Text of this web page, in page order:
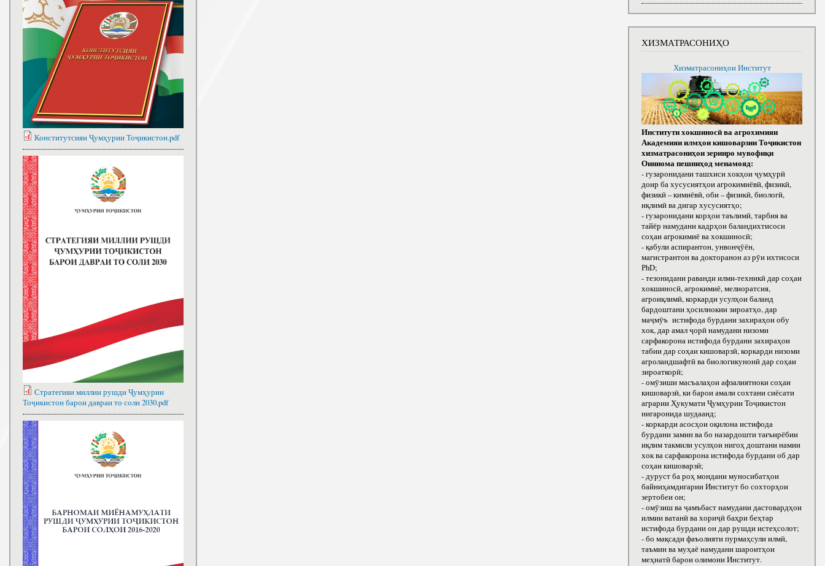
Конститутсияи Ҷумҳурии Тоҷикистон.pdf
Стратегияи миллии рушди Ҷумҳурии
Тоҷикистон барои давраи то соли 2030.pdf
ХИЗМАТРАСОНИҲО
Хизматрасониҳои Институт
Институти хокшиносӣ ва агрохимияи
Академияи илмҳои кишоварзии Тоҷикистон
хизматрасониҳои зеринро мувофиқи
Оиннома пешниҳод менамояд:
- гузаронидани ташхиси хокҳои ҷумҳурӣ
доир ба хусусиятҳои агрокимиёвӣ, физикӣ,
физикӣ – кимиёвӣ, оби – физикӣ, биологӣ,
иқлимӣ ва дигар хусусиятҳо;
- гузаронидани корҳои таълимӣ, тарбия ва
тайёр намудани кадрҳои баландихтисоси
соҳаи агрокимиё ва хокшиносӣ;
- қабули аспирантон, унвонҷӯён,
магистрантон ва докторанон аз рӯи ихтисоси
РhD;
- тезонидани раванди илми-техникӣ дар соҳаи
хокшиносӣ, агрокимиё, мелиоратсия,
агроиқлимӣ, коркарди усулҳои баланд
бардоштани ҳосилнокии зироатҳо, дар
маҷмӯъ истифода бурдани захираҳои обу
хок, дар амал ҷорӣ намудани низоми
сарфакорона истифода бурдани захираҳои
табии дар соҳаи кишоварзӣ, коркарди низоми
агроландшафтӣ ва биологикунонӣ дар соҳаи
зироаткорӣ;
- омӯзиши масъалаҳои афзалиятноки соҳаи
кишоварзӣ, ки барои амали сохтани сиёсати
аграрии Ҳукумати Ҷумҳурии Тоҷикистон
нигаронида шудаанд;
- коркарди асосҳои оқилона истифода
бурдани замин ва бо назардошти тағъирёбии
иқлим такмили усулҳои нигоҳ доштани намии
хок ва сарфакорона истифода бурдани об дар
соҳаи кишоварзӣ;
- дуруст ба роҳ мондани муносибатҳои
байниҳамдигарии Институт бо сохторҳои
зертобеи он;
- омӯзиш ва ҷамъбаст намудани дастовардҳои
илмии ватанӣ ва хориҷӣ баҳри беҳтар
истифода бурдани он дар рушди истеҳсолот;
- бо мақсади фаъолияти пурмаҳсули илмӣ,
таъмин ва муҳаё намудани шароитҳои
меҳнатӣ барои олимони Институт.